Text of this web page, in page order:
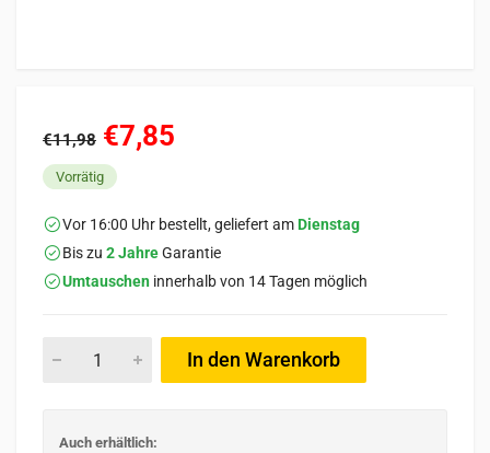
€11,98 €7,85
Vorrätig
Vor 16:00 Uhr bestellt, geliefert amDienstag
Bis zu 2 JahreGarantie
Umtauschen innerhalb von 14 Tagen möglich
In den Warenkorb
Auch erhältlich: